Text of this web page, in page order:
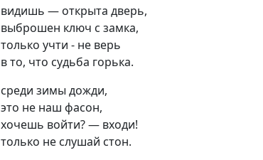
видишь — открыта дверь,
выброшен ключ с замка,
только учти - не верь
в то, что судьба горька.
среди зимы дожди,
это не наш фасон,
хочешь войти? — входи!
только не слушай стон.